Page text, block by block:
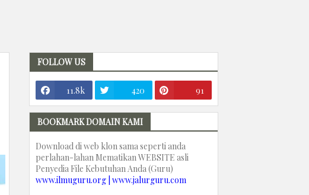
FOLLOW US
11.8k 420 91
BOOKMARK DOMAIN KAMI
Download di web klon sama seperti anda
perlahan-lahan Mematikan WEBSITE asli
Penyedia File Kebutuhan Anda (Guru)
www.ilmuguru.org | www.jalurguru.com